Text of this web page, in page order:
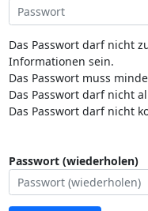
Das Passwort darf nicht
Informationen sein.
Das Passwort muss
Das Passwort darf nicht
Das Passwort darf nicht
Passwort (wiederholen)